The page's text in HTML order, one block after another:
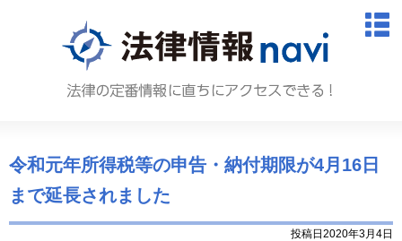
法律情
令和元年所得税等の申告・納付期限が4月16日
まで延長されました
投稿日2020年3月4日